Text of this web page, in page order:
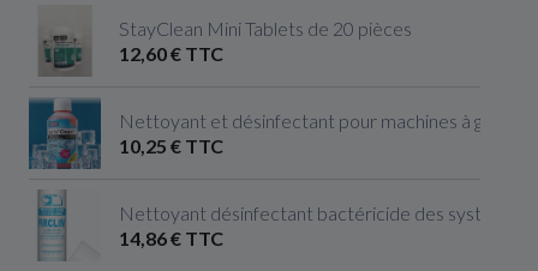
StayClean Mini Tablets de 20 pièces
12,60 € TTC
Nettoyant et désinfectant pour machines à
10,25 € TTC
Nettoyant désinfectant bactéricide des systèmes
14,86 € TTC